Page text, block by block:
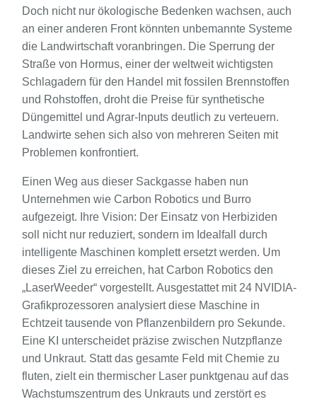
Doch nicht nur ökologische Bedenken wachsen, auch
an einer anderen Front könnten unbemannte Systeme
die Landwirtschaft voranbringen. Die Sperrung der
Straße von Hormus, einer der weltweit wichtigsten
Schlagadern für den Handel mit fossilen Brennstoffen
und Rohstoffen, droht die Preise für synthetische
Düngemittel und Agrar-Inputs deutlich zu verteuern.
Landwirte sehen sich also von mehreren Seiten mit
Problemen konfrontiert.
Einen Weg aus dieser Sackgasse haben nun
Unternehmen wie Carbon Robotics und Burro
aufgezeigt. Ihre Vision: Der Einsatz von Herbiziden
soll nicht nur reduziert, sondern im Idealfall durch
intelligente Maschinen komplett ersetzt werden. Um
dieses Ziel zu erreichen, hat Carbon Robotics den
„LaserWeeder“ vorgestellt. Ausgestattet mit 24 NVIDIA-
Grafikprozessoren analysiert diese Maschine in
Echtzeit tausende von Pflanzenbildern pro Sekunde.
Eine KI unterscheidet präzise zwischen Nutzpflanze
und Unkraut. Statt das gesamte Feld mit Chemie zu
fluten, zielt ein thermischer Laser punktgenau auf das
Wachstumszentrum des Unkrauts und zerstört es